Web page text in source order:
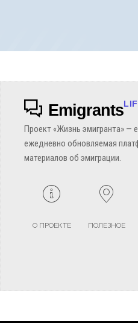
Emigrants
Проект «Жизнь эмигранта» —
ежедневно обновляемая
материалов об эмиграции.
О ПРОЕКТЕ ПОЛЕЗНОЕ